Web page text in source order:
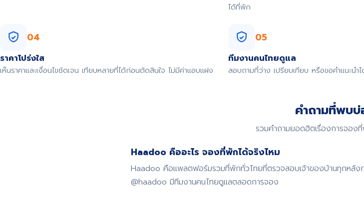
ได้ที่พัก
04
ราคาโปร่งใส
เห็นราคาและเงื่อนไขชัดเจน เทียบหลายที่ได้ก่อนตัดสินใจ ไม่มีค่าแอบแฝง
05
ทีมงานคนไทยดูแล
สอบถามที่ว่าง เปรียบเทียบ หรือขอคำแนะนำ
คำถามที่พบ
รวมคำถามยอดฮิตเรื่องการจอ
Haadoo คืออะไร จองที่พักได้จริงไหม
Haadoo คือแพลตฟอร์มรวมที่พักทั่วไทยที่ตรวจสอบเจ้าของบ้านทุกหลั
@haadoo มีทีมงานคนไทยดูแลตลอดการจอง